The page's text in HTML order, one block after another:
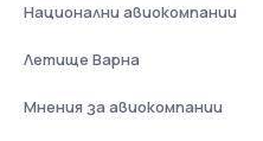
Национални авиокомпании
Летище Варна
Мнения за авиокомпании